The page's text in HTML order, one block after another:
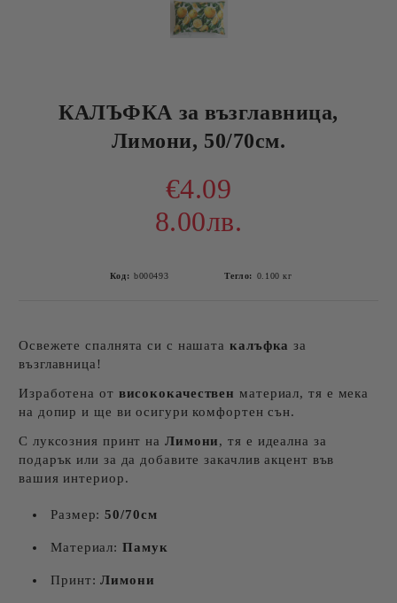
КАЛЪФКА за възглавница,
Лимони, 50/70см.
€4.09
8.00лв.
Код: b000493 Тегло: 0.100 кг
Освежете спалнята си с нашата калъфка за
възглавница!
Изработена от висококачествен материал, тя е мека
на допир и ще ви осигури комфортен сън.
С луксозния принт на Лимони, тя е идеална за
подарък или за да добавите закачлив акцент във
вашия интериор.
Размер:50/70см
Материал: Памук
Принт:Лимони